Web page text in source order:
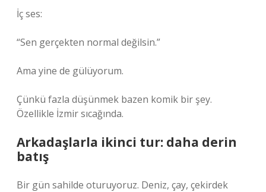
İç ses:
“Sen gerçekten normal değilsin.”
Ama yine de gülüyorum.
Çünkü fazla düşünmek bazen komik bir şey.
Özellikle İzmir sıcağında.
Arkadaşlarla ikinci tur: daha derin
batış
Bir gün sahilde oturuyoruz. Deniz, çay, çekirdek